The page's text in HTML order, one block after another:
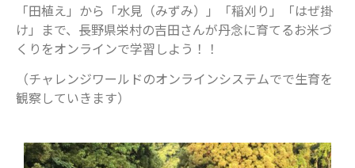
「田植え」から「水見（みずみ）」「稲刈り」「はぜ掛
け」まで、長野県栄村の吉田さんが丹念に育てるお米づ
くりをオンラインで学習しよう！！
（チャレンジワールドのオンラインシステムでで生育を
観察していきます）